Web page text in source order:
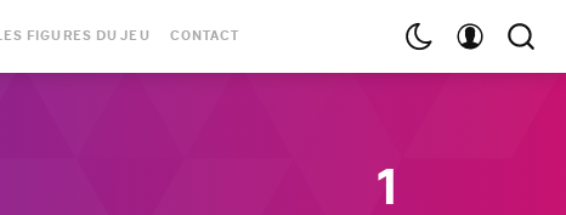
LES FIGURES DU JEU CONTACT
1